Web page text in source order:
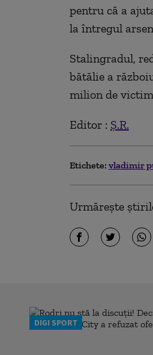
pentru că a
la întregul
Stalingradul,
bătălie a
milion de
Editor : Ș.R.
Etichete: vladimir
Urmărește
DIGI SPORT